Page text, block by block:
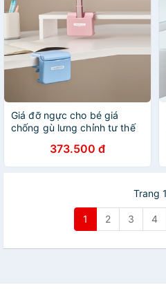
Giá đỡ ngực cho bé giá
chống gù lưng chỉnh tư thế
Cambrigde SPC152
373.500 đ
Trang
1 2 3 4